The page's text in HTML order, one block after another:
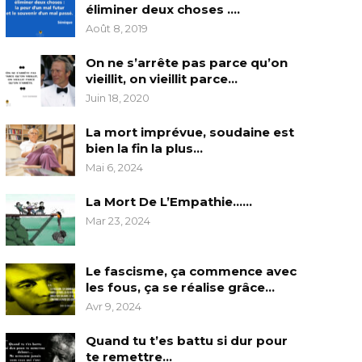
éliminer deux choses ….
Août 8, 2019
On ne s’arrête pas parce qu’on
vieillit, on vieillit parce…
Juin 18, 2020
La mort imprévue, soudaine est
bien la fin la plus…
Mai 6, 2024
La Mort De L’Empathie……
Mar 23, 2024
Le fascisme, ça commence avec
les fous, ça se réalise grâce…
Avr 9, 2024
Quand tu t’es battu si dur pour
te remettre…